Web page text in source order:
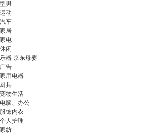
型男
运动
汽车
家居
家电
休闲
乐器 京东母婴
广告
家用电器
厨具
宠物生活
电脑、办公
服饰内衣
个人护理
家纺